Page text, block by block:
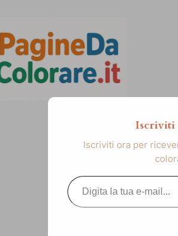
Iscriviti
Iscriviti ora per
Digita la tua e-mail...